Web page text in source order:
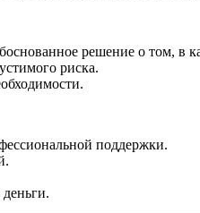
решение о том, в
риска.
поддержки.